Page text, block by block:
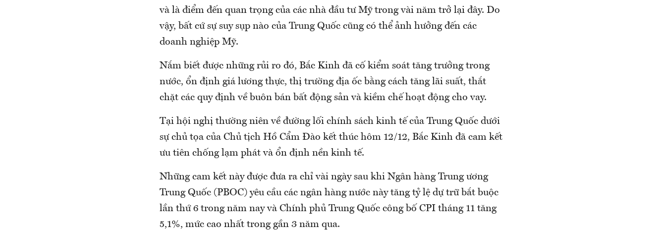
và là điểm đến quan trọng của các nhà đầu tư Mỹ trong vài năm trở lại đây. Do
vậy, bất cứ sự suy sụp nào của Trung Quốc cũng có thể ảnh hưởng đến các
doanh nghiệp Mỹ.
Nắm biết được những rủi ro đó, Bắc Kinh đã cố kiểm soát tăng trưởng trong
nước, ổn định giá lương thực, thị trường địa ốc bằng cách tăng lãi suất, thắt
chặt các quy định về buôn bán bất động sản và kiềm chế hoạt động cho vay.
Tại hội nghị thường niên về đường lối chính sách kinh tế của Trung Quốc dưới
sự chủ tọa của Chủ tịch Hồ Cẩm Đào kết thúc hôm 12/12, Bắc Kinh đã cam kết
ưu tiên chống lạm phát và ổn định nền kinh tế.
Những cam kết này được đưa ra chỉ vài ngày sau khi Ngân hàng Trung ương
Trung Quốc (PBOC) yêu cầu các ngân hàng nước này tăng tỷ lệ dự trữ bắt buộc
lần thứ 6 trong năm nay và Chính phủ Trung Quốc công bố CPI tháng 11 tăng
5,1%, mức cao nhất trong gần 3 năm qua.